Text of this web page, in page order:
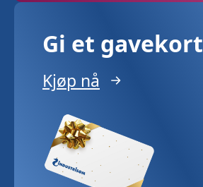
Gi et gavekort
Kjøp nå